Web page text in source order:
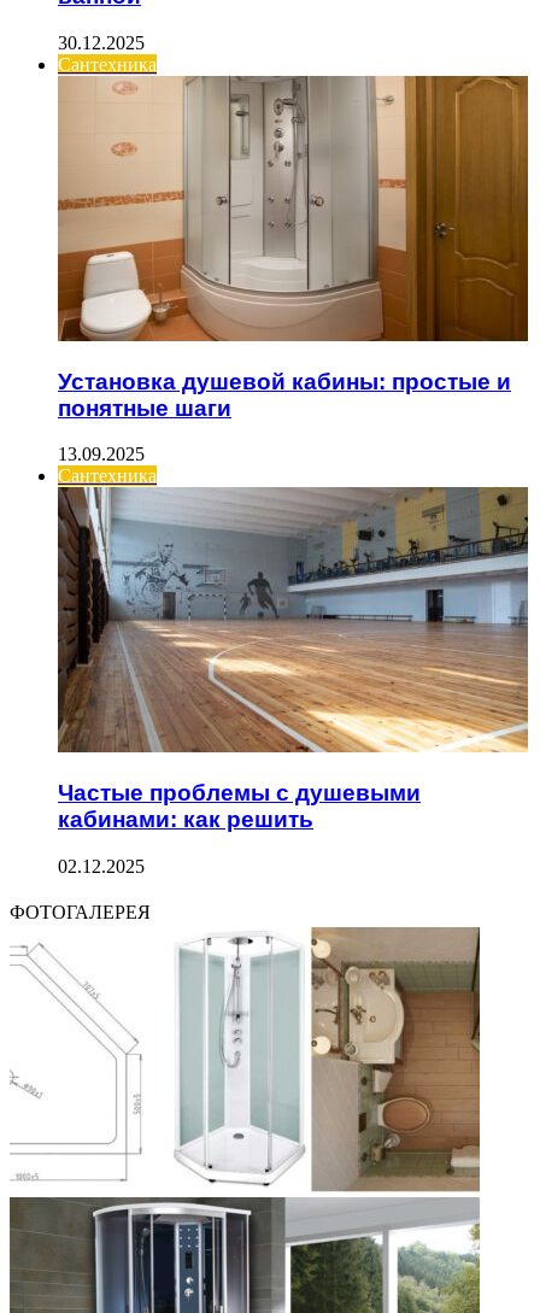
30.12.2025
Сантехника
Установка душевой кабины: простые и
понятные шаги
13.09.2025
Сантехника
Частые проблемы с душевыми
кабинами: как решить
02.12.2025
ФОТОГАЛЕРЕЯ